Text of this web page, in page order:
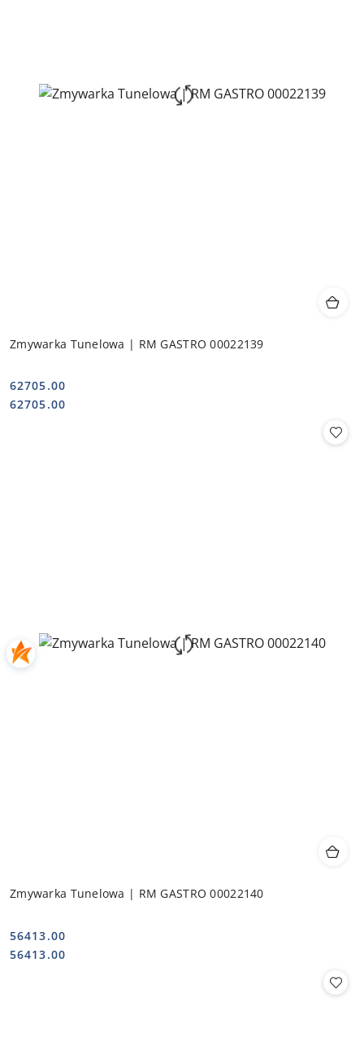
Zmywarka Tunelowa | RM GASTRO 00022139
Cena:
62705.00
Cena:
62705.00
Zmywarka Tunelowa | RM GASTRO 00022140
Cena:
56413.00
Cena:
56413.00